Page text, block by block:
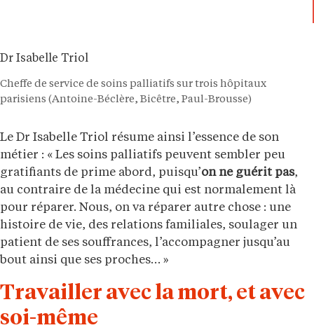
Dr Isabelle Triol
Cheffe de service de soins palliatifs sur trois hôpitaux
parisiens (Antoine-Béclère, Bicêtre, Paul-Brousse)
Le Dr Isabelle Triol résume ainsi l’essence de son
métier : « Les soins palliatifs peuvent sembler peu
gratifiants de prime abord, puisqu’on ne guérit pas,
au contraire de la médecine qui est normalement là
pour réparer. Nous, on va réparer autre chose : une
histoire de vie, des relations familiales, soulager un
patient de ses souffrances, l’accompagner jusqu’au
bout ainsi que ses proches… »
Travailler avec la mort, et avec
soi-même